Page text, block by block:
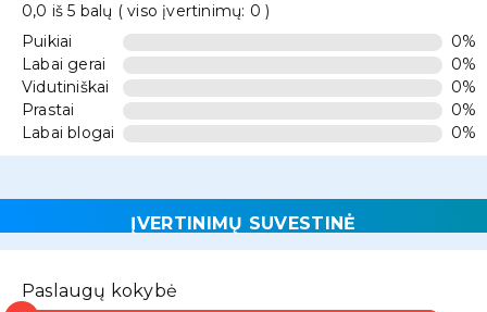
0,0 iš 5 balų ( viso įvertinimų: 0 )
Puikiai
0%
Labai gerai
0%
Vidutiniškai
0%
Prastai
0%
Labai blogai
0%
ĮVERTINIMŲ SUVESTINĖ
Paslaugų kokybė